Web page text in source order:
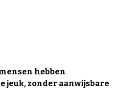
hebben
jeuk, zonder aanwijsbare